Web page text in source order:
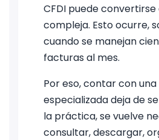
CFDI puede
compleja. Esto ocurre,
cuando se manejan
facturas al mes.
Por eso, contar con
especializada deja de
la práctica, se vuelve
consultar, descargar,